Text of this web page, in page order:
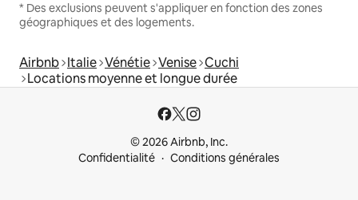
* Des exclusions peuvent s'appliquer en fonction des zones
géographiques et des logements.
Airbnb Italie Vénétie Venise Cuchi
Locations moyenne et longue durée
© 2026 Airbnb, Inc.
Confidentialité
Conditions générales